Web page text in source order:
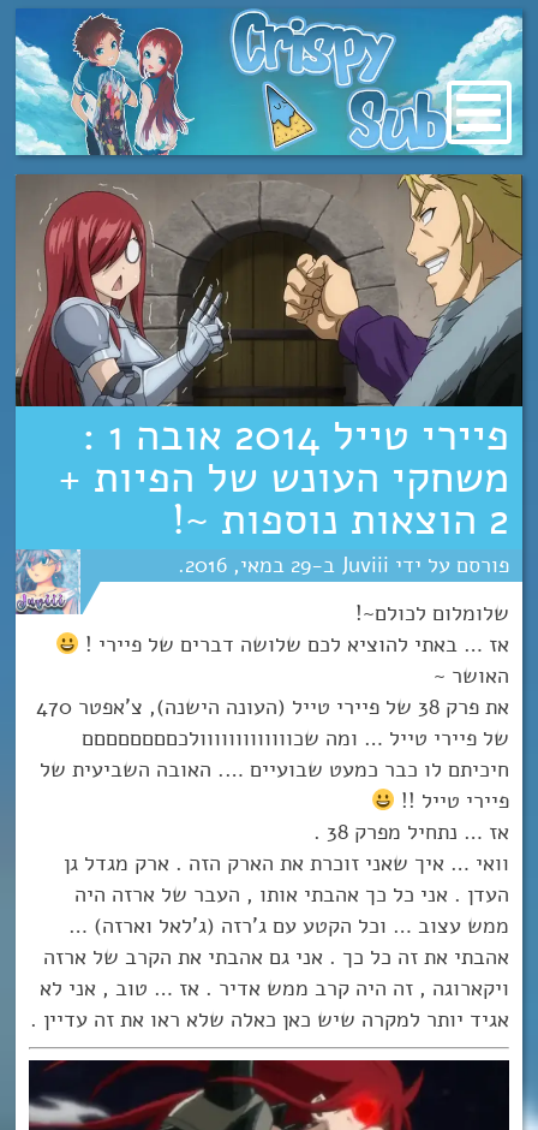
מעבר
לתוכן
פיירי טייל 2014 אובה 1 :
משחקי העונש של הפיות +
2 הוצאות נוספות ~!
Juviii
29 מאי 2016
שלומלום לכולם~!
אז … באתי להוציא לכם שלושה דברים של פיירי !
האושר ~
את פרק 38 של פיירי טייל (העונה הישנה), צ’אפטר 470
של פיירי טייל … ומה שכווווווווווווולכםםםםםםםם
חיכיתם לו כבר כמעט שבועיים …. האובה השביעית של
פיירי טייל !!
אז … נתחיל מפרק 38 .
וואי … איך שאני זוכרת את הארק הזה . ארק מגדל גן
העדן . אני כל כך אהבתי אותו , העבר של ארזה היה
ממש עצוב … וכל הקטע עם ג’רזה (ג’לאל וארזה) …
אהבתי את זה כל כך . אני גם אהבתי את הקרב של ארזה
ויקארוגה , זה היה קרב ממש אדיר . אז … טוב , אני לא
אגיד יותר למקרה שיש כאן כאלה שלא ראו את זה עדיין .